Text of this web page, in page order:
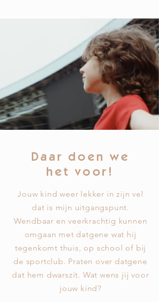
Daar doen we
het voor!
Jouw kind weer lekker in zijn vel
dat is mijn uitgangspunt.
Wendbaar en veerkrachtig kunnen
omgaan met datgene wat hij
tegenkomt thuis, op school of bij
de sportclub. Praten over datgene
dat hem dwarszit. Wat wens jij voor
jouw kind?